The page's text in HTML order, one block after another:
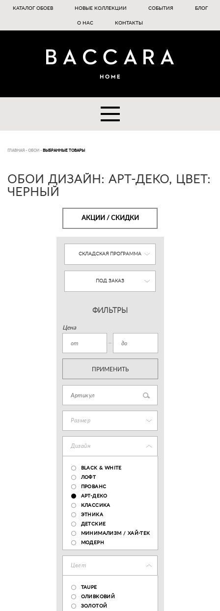
КАТАЛОГ ОБОЕВ НОВЫЕ КОЛЛЕКЦИИ СОБЫТИЯ БЛОГ
О НАС КОНТАКТЫ
ГЛАВНАЯ - ОБОИ - ВЫБРАННЫЕ ТОВАРЫ
ОБОИ ДИЗАЙН: АРТ-ДЕКО, ЦВЕТ:
ЧЕРНЫЙ
АКЦИИ / СКИДКИ
СКЛАДСКАЯ ПРОГРАММА
ПОД ЗАКАЗ
ФИЛЬТРЫ
Цена
ПРИМЕНИТЬ
Размер
Дизайн
BLACK & WHITE
ЛОФТ
ПРОВАНС
АРТ-ДЕКО
КЛАССИКА
ЭТНИКА
ДЕТСКИЕ
МИНИМАЛИЗМ / ХАЙ-ТЕК
МОДЕРН
Цвет
TAUPE
ОЛИВКОВИЙ
ЗОЛОТОЙ